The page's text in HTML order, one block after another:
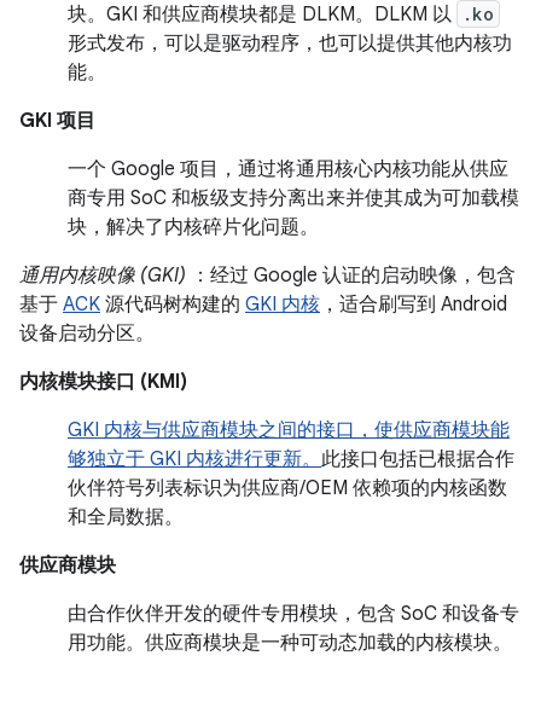
块。GKI 和供应商模块都是 DLKM。DLKM 以
.ko
形式发布，可以是驱动程序，也可以提供其他内核功
能。
GKI 项目
一个 Google 项目，通过将通用核心内核功能从供应
商专用 SoC 和板级支持分离出来并使其成为可加载模
块，解决了内核碎片化问题。
通用内核映像 (GKI) ：经过 Google 认证的启动映像，包含
基于 ACK 源代码树构建的 GKI 内核 ，适合刷写到 Android
设备启动分区。
内核模块接口 (KMI)
GKI 内核与供应商模块之间的接口，使供应商模块能
够独立于 GKI 内核进行更新。 此接口包括已根据合作
伙伴符号列表标识为供应商/OEM 依赖项的内核函数
和全局数据。
供应商模块
由合作伙伴开发的硬件专用模块，包含 SoC 和设备专
用功能。供应商模块是一种可动态加载的内核模块。